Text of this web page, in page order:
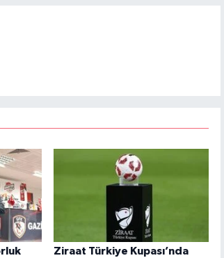
Ziraat Türkiye Kupası’nda